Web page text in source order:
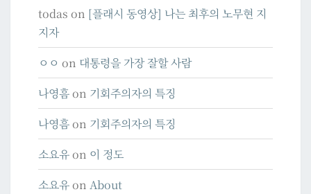
todas on [플래시 동영상] 나는 최후의 노무현 지
지자
ㅇㅇ on 대통령을 가장 잘할 사람
나영흠on 기회주의자의 특징
나영흠on 기회주의자의 특징
소요유on 이 정도
소요유on About